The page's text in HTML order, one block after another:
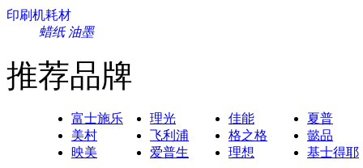
印刷机耗材
蜡纸 油墨
推荐品牌
富士施乐 理光 佳能
夏普
美村
飞利浦 格之格
懿品
映美
爱普生 理想 基士得耶